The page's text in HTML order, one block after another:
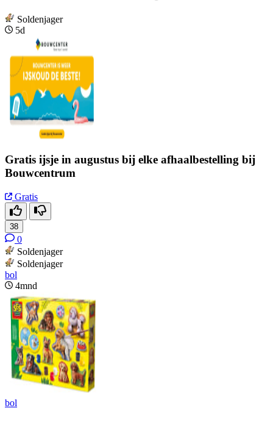
Soldenjager
5d
Gratis ijsje in augustus bij elke afhaalbestelling bij
Bouwcentrum
Gratis
38
0
Soldenjager
Soldenjager
bol
4mnd
bol